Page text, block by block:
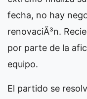
fecha, no hay
renovaciÃ³n.
por parte de la
equipo.
El partido se